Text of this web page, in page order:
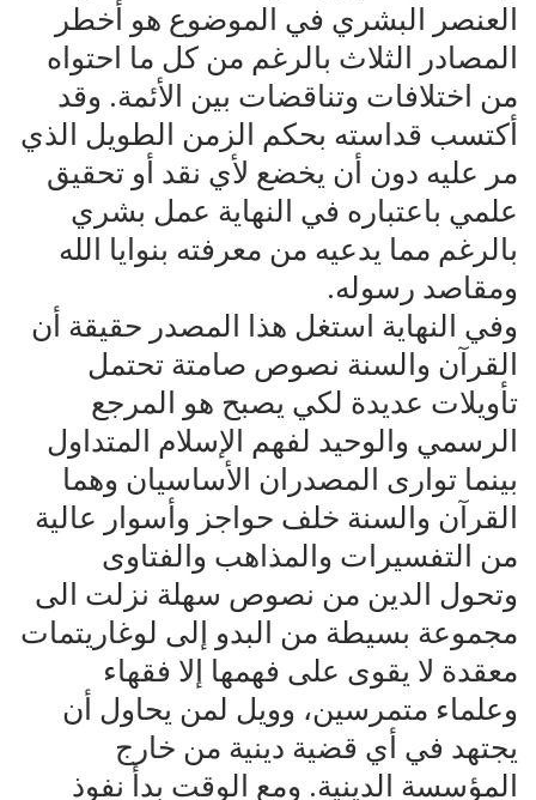
العنصر البشري في الموضوع هو أخطر
المصادر الثلاث بالرغم من كل ما احتواه
من اختلافات وتناقضات بين الأئمة. وقد
أكتسب قداسته بحكم الزمن الطويل الذي
مر عليه دون أن يخضع لأي نقد أو تحقيق
علمي باعتباره في النهاية عمل بشري
بالرغم مما يدعيه من معرفته بنوايا الله
ومقاصد رسوله.
‏وفي النهاية استغل هذا المصدر ‏حقيقة أن
القرآن والسنة نصوص صامتة تحتمل
تأويلات عديدة لكي يصبح هو المرجع
الرسمي والوحيد لفهم الإسلام المتداول
بينما توارى المصدران الأساسيان وهما
القرآن والسنة خلف حواجز وأسوار عالية
من التفسيرات والمذاهب والفتاوى
وتحول الدين من نصوص سهلة نزلت الى
مجموعة بسيطة من البدو إلى لوغاريتمات
معقدة لا يقوى على فهمها إلا فقهاء
وعلماء متمرسين، وويل لمن يحاول أن
يجتهد في أي قضية دينية من خارج
المؤسسة الدينية. ومع الوقت بدأ نفوذ